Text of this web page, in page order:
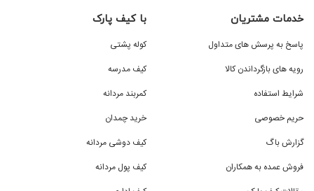
گارانتی معتبر : مونزا محصولات خود را با ضمانت ارائه
می‌کند که نشان از اطمینان خاطر این برند نسبت به کیفیت
تولیداتشان دارد.
نکات مهم هنگام خرید چمدان مونزا
نوع سفر : برای سفرهای کوتاه‌مدت، چمدان کابینی
کفایت می‌کند، اما برای سفرهای طولانی‌تر و با حجم بار
خدمات مشتریان
پاسخ به پرسش های متداول
رویه های بازگرداندن کالا
شرایط استفاده
حریم خصوصی
گزارش باگ
فروش عمده به همکاران
با کیف پارک
کوله پشتی
کیف مدرسه
کمربند مردانه
خرید چمدان
کیف دوشی مردانه
کیف پول مردانه